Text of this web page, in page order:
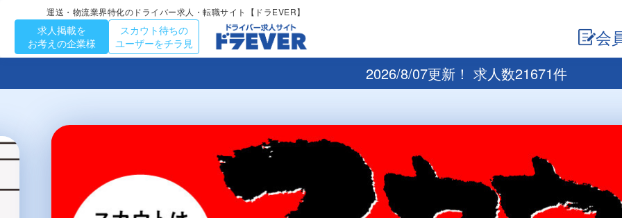
運送・物流業界特化のドライバー求人・転職サイト【ドラEVER】
求人掲載を
お考えの企業様
スカウト待ちの
ユーザーをチラ見
会
2026/8/07更新！ 求人数21671件